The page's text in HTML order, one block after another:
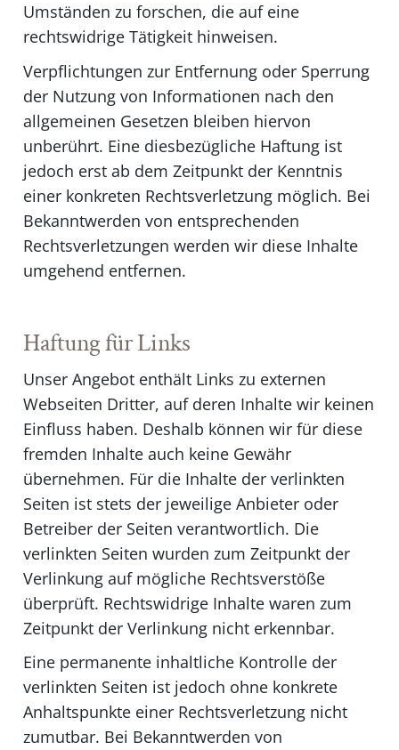
Umständen zu forschen, die auf eine
rechtswidrige Tätigkeit hinweisen.
Verpflichtungen zur Entfernung oder Sperrung
der Nutzung von Informationen nach den
allgemeinen Gesetzen bleiben hiervon
unberührt. Eine diesbezügliche Haftung ist
jedoch erst ab dem Zeitpunkt der Kenntnis
einer konkreten Rechtsverletzung möglich. Bei
Bekanntwerden von entsprechenden
Rechtsverletzungen werden wir diese Inhalte
umgehend entfernen.
Haftung für Links
Unser Angebot enthält Links zu externen
Webseiten Dritter, auf deren Inhalte wir keinen
Einfluss haben. Deshalb können wir für diese
fremden Inhalte auch keine Gewähr
übernehmen. Für die Inhalte der verlinkten
Seiten ist stets der jeweilige Anbieter oder
Betreiber der Seiten verantwortlich. Die
verlinkten Seiten wurden zum Zeitpunkt der
Verlinkung auf mögliche Rechtsverstöße
überprüft. Rechtswidrige Inhalte waren zum
Zeitpunkt der Verlinkung nicht erkennbar.
Eine permanente inhaltliche Kontrolle der
verlinkten Seiten ist jedoch ohne konkrete
Anhaltspunkte einer Rechtsverletzung nicht
zumutbar. Bei Bekanntwerden von